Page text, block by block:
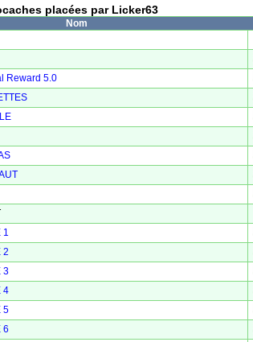
placées par Licker63
Nom
Reward 5.0
1
2
3
4
5
6